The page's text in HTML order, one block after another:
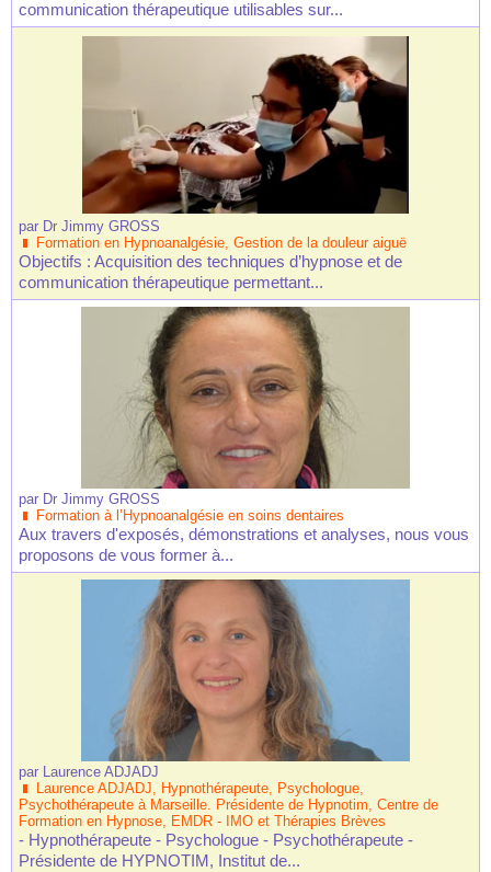
communication thérapeutique utilisables sur...
par Dr Jimmy GROSS
Formation en Hypnoanalgésie, Gestion de la douleur aiguë
Objectifs : Acquisition des techniques d’hypnose et de
communication thérapeutique permettant...
par Dr Jimmy GROSS
Formation à l’Hypnoanalgésie en soins dentaires
Aux travers d'exposés, démonstrations et analyses, nous vous
proposons de vous former à...
par Laurence ADJADJ
Laurence ADJADJ, Hypnothérapeute, Psychologue,
Psychothérapeute à Marseille. Présidente de Hypnotim, Centre de
Formation en Hypnose, EMDR - IMO et Thérapies Brèves
- Hypnothérapeute - Psychologue - Psychothérapeute -
Présidente de HYPNOTIM, Institut de...